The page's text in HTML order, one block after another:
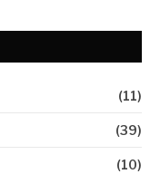
(11)
(39)
(10)